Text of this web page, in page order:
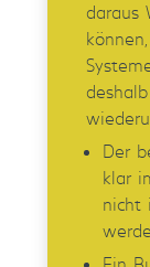
daraus
Der
klar
nicht